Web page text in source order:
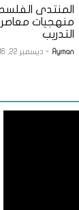
المنتدى
منهجيات
التدريب
Ayman - ديسمبر 22, 2016